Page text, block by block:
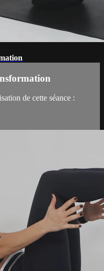
de cette séance :